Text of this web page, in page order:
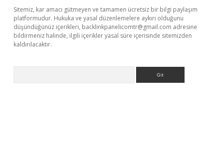
Sitemiz, kar amacı gütmeyen ve tamamen ücretsiz bir bilgi paylaşım
platformudur. Hukuka ve yasal düzenlemelere aykırı olduğunu
düşündüğünüz içerikleri, backlinkpanelicomtr@gmail.com adresine
bildirmeniz halinde, ilgili içerikler yasal süre içerisinde sitemizden
kaldırılacaktır.